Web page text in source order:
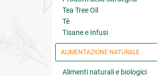
Tea Tree Oil
Tè
Tisane e Infusi
ALIMENTAZIONE NATURALE
Alimenti naturali e biologici